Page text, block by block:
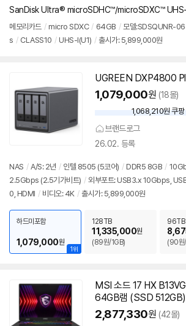
견
점
리
뷰
SanDisk Ultra® microSDHC™/microSDXC™ UHS-
메모리카드 / micro SDXC / 64GB / 모델:SDSQUNR-
s / CLASS10 / UHS-I(U1) / 출시가: 5,899,000원
UGREEN DXP4800
1,079,000원 (18몰)
우
할
인
1,068,210원 쿠팡
브랜드로그
26.02. 등록
NAS / A/S: 2년 / 인텔 8505 (5코어) / DDR5 8GB /
2.5Gbps (2.5기가비트) / 외부포트: USB3.x 10Gbps,
0, HDMI / 비디오: 4K / 출시가: 5,899,000원
1위
하드미포함
1,079,000원
128TB
11,335,000원
(89원/1GB)
96TB
(90원
MSI 소드 17 HX
64GB램 (SSD 512GB)
2,877,330원 (42몰)